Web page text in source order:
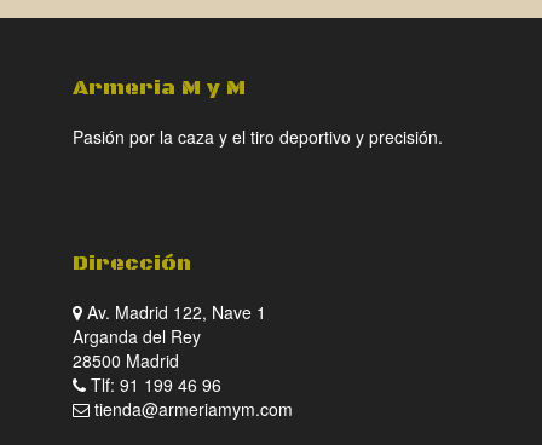
Armeria M y M
Pasión por la caza y el tiro deportivo y precisión.
Dirección
Av. Madrid 122, Nave 1
Arganda del Rey
28500 Madrid
Tlf: 91 199 46 96
tienda@armeriamym.com